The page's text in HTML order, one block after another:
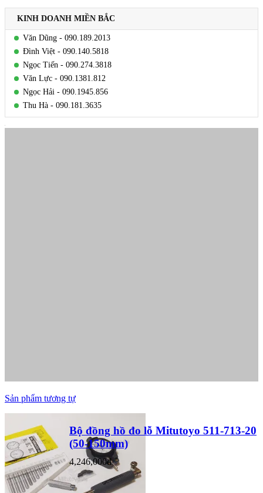
KINH DOANH MIỀN BẮC
Văn Dũng - 090.189.2013
Đình Việt - 090.140.5818
Ngọc Tiến - 090.274.3818
Văn Lực - 090.1381.812
Ngọc Hải - 090.1945.856
Thu Hà - 090.181.3635
Sản phẩm tương tự
Bộ đồng hồ đo lỗ Mitutoyo 511-713-20
(50-150mm)
4,246,000đ